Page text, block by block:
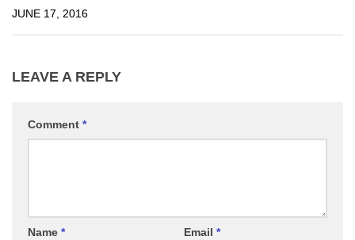
JUNE 17, 2016
LEAVE A REPLY
Comment *
Name * Email *